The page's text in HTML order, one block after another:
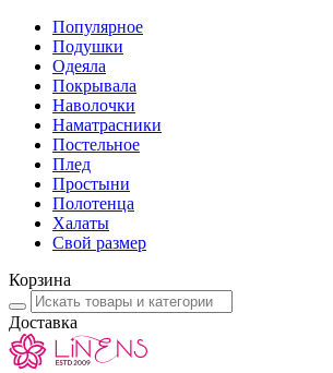
Популярное
Подушки
Одеяла
Покрывала
Наволочки
Наматрасники
Постельное
Плед
Простыни
Полотенца
Халаты
Свой размер
Корзина
Доставка